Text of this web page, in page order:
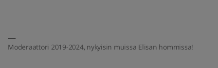
Moderaattori 2019-2024, nykyisin muissa Elisan hommissa!